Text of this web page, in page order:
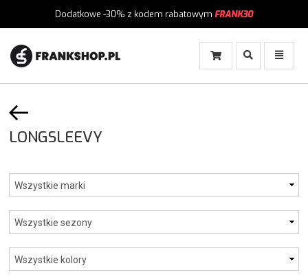
Dodatkowe -30% z kodem rabatowym FRANK30
Włącz
Menu
Włącz
Wyszukiwanie
LONGSLEEVY